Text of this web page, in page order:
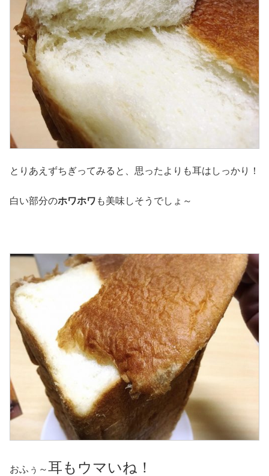
とりあえずちぎってみると、思ったよりも耳はしっかり！
白い部分のホワホワ も美味しそうでしょ～
おふぅ～耳もウマいね！